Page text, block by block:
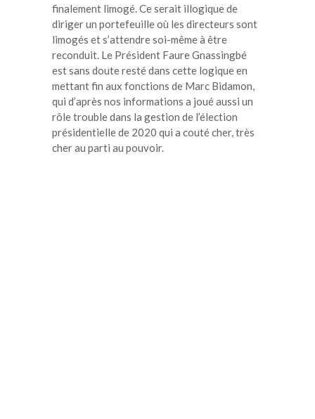
finalement limogé. Ce serait illogique de
diriger un portefeuille où les directeurs sont
limogés et s’attendre soi-même à être
reconduit. Le Président Faure Gnassingbé
est sans doute resté dans cette logique en
mettant fin aux fonctions de Marc Bidamon,
qui d’après nos informations a joué aussi un
rôle trouble dans la gestion de l’élection
présidentielle de 2020 qui a couté cher, très
cher au parti au pouvoir.